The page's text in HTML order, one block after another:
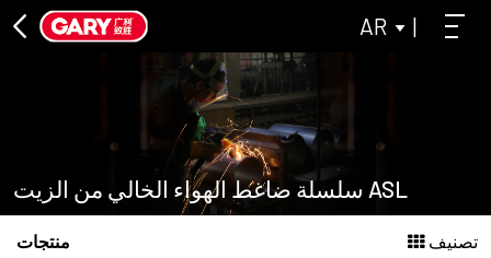
AR |
سلسلة ضاغط الهواء الخالي من الزيت ASL
منتجات تصنيف
سلسلة الاتصال المباشر
ASL متصلة مباشرة الهواء الضاغط سلسلة
ليساي سلسلة رمادية صناعية
سلسلة الآلات الخالية من الزيت